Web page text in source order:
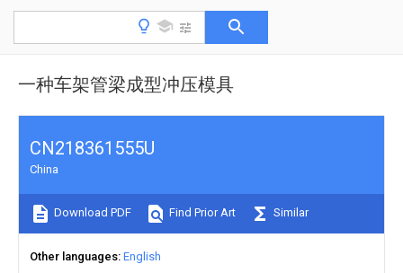
一种车架管梁成型冲压模具
CN218361555U
China
Download PDF Find Prior Art Similar
Other languages English